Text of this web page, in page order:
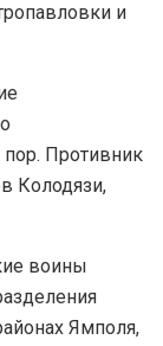
и
пор. Противник
Колодязи,
воины
Ямполя,